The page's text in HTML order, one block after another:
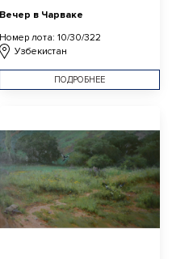
Вечер в Чарваке
Номер лота: 10/30/322
Узбекистан
ПОДРОБНЕЕ